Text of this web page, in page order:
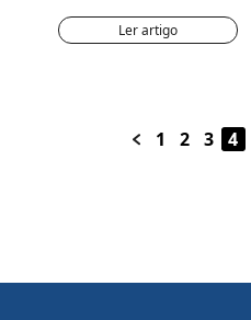
Ler artigo
1 2 3 4